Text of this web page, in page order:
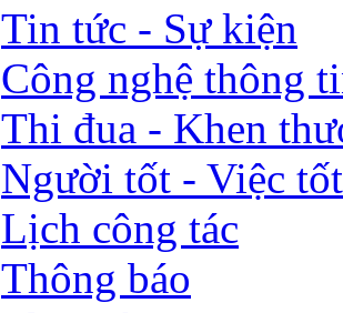
Tin tức - Sự kiện
Công nghệ thông
Thi đua - Khen
Người tốt - Việc tốt
Lịch công tác
Thông báo